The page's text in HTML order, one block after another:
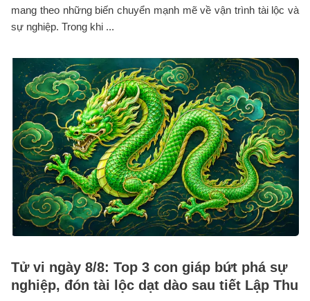
mang theo những biến chuyển mạnh mẽ về vận trình tài lộc và
sự nghiệp. Trong khi ...
Tử vi ngày 8/8: Top 3 con giáp bứt phá sự
nghiệp, đón tài lộc dạt dào sau tiết Lập Thu